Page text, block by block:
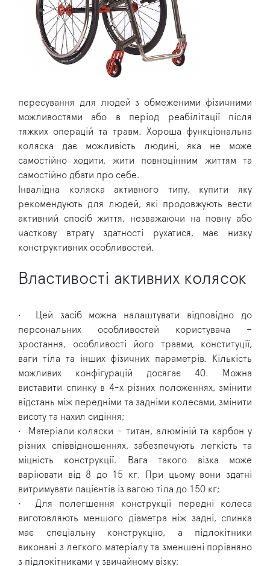
пересування для людей з обмеженими фізичними
можливостями або в період реабілітації після
тяжких операцій та травм. Хороша функціональна
коляска дає можливість людині, яка не може
самостійно ходити, жити повноцінним життям та
самостійно дбати про себе.
Інвалідна коляска активного типу, купити яку
рекомендують для людей, які продовжують вести
активний спосіб життя, незважаючи на повну або
часткову втрату здатності рухатися, має низку
конструктивних особливостей.
Властивості активних колясок
•
Цей засіб можна налаштувати відповідно до
персональних особливостей користувача –
зростання, особливості його травми, конституції,
ваги тіла та інших фізичних параметрів. Кількість
можливих конфігурацій досягає 40. Можна
виставити спинку в 4-х різних положеннях, змінити
відстань між передніми та задніми колесами, змінити
висоту та нахил сидіння;
•
Матеріали коляски – титан, алюміній та карбон у
різних співвідношеннях, забезпечують легкість та
міцність конструкції. Вага такого візка може
варіювати від 8 до 15 кг. При цьому вони здатні
витримувати пацієнтів із вагою тіла до 150 кг;
•
Для полегшення конструкції передні колеса
виготовляють меншого діаметра ніж задні, спинка
має спеціальну конструкцію, а підлокітники
виконані з легкого матеріалу та зменшені порівняно
з підлокітниками у звичайному візку;